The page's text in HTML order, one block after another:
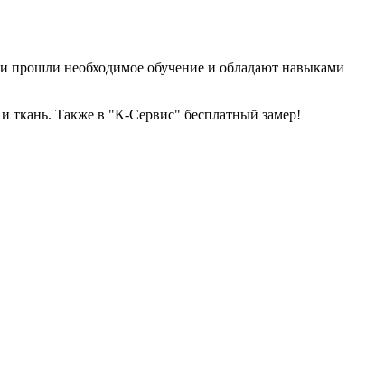
необходимое обучение и обладают навыками
ткань. Также в "К-Сервис" бесплатный замер!